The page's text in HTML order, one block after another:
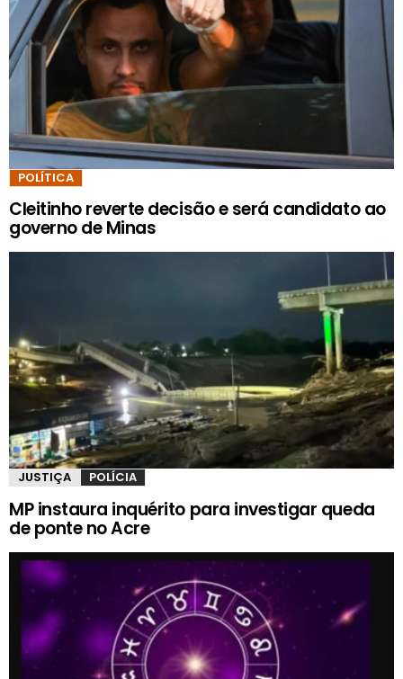
POLÍTICA
Cleitinho reverte decisão e será candidato ao
governo de Minas
JUSTIÇA POLÍCIA
MP instaura inquérito para investigar queda
de ponte no Acre